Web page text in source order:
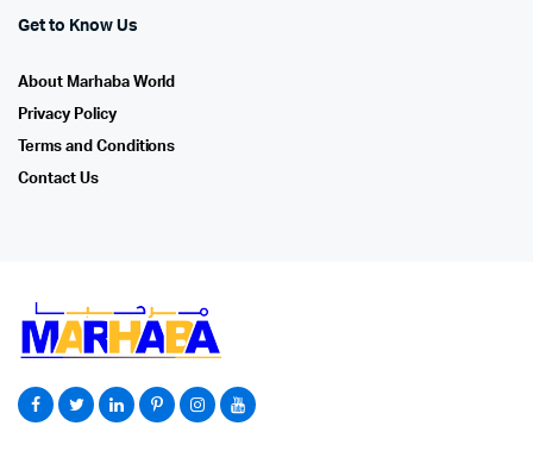
Get to Know Us
About Marhaba World
Privacy Policy
Terms and Conditions
Contact Us